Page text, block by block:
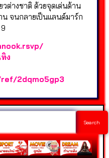
ต่างชาติ ด้วยจุดเด่นด้าน
จนกลายเป็นแลนด์มาร์ก
ง
2dqmo5gp3
Search